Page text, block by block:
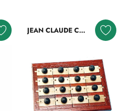
JEAN CLAUDE CONSTANTIN